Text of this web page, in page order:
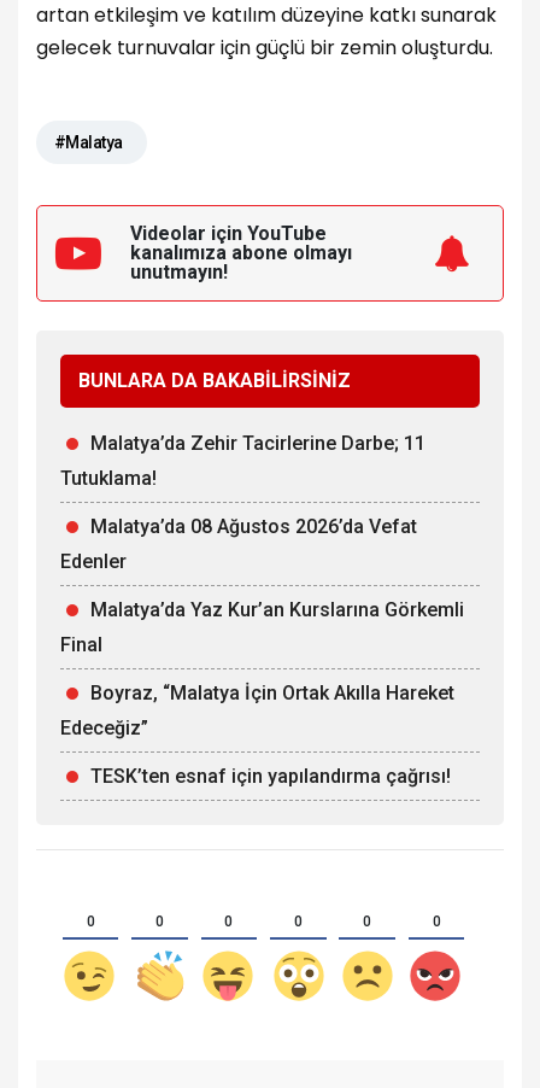
artan etkileşim ve katılım düzeyine katkı sunarak
gelecek turnuvalar için güçlü bir zemin oluşturdu.
#Malatya
Videolar için YouTube
kanalımıza abone olmayı
unutmayın!
BUNLARA DA BAKABİLİRSİNİZ
Malatya’da Zehir Tacirlerine Darbe; 11
Tutuklama!
Malatya’da 08 Ağustos 2026’da Vefat
Edenler
Malatya’da Yaz Kur’an Kurslarına Görkemli
Final
Boyraz, “Malatya İçin Ortak Akılla Hareket
Edeceğiz”
TESK’ten esnaf için yapılandırma çağrısı!
0 0 0 0 0 0